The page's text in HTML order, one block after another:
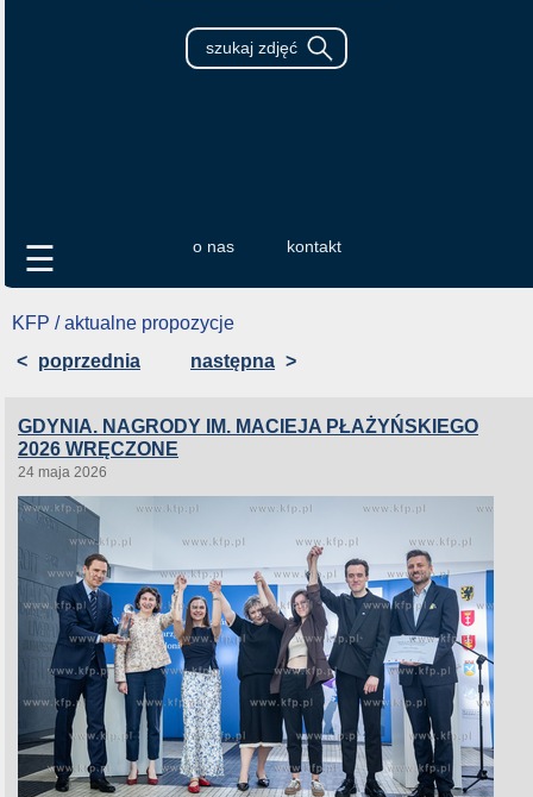
o nas kontakt
☰
KFP / aktualne propozycje
< poprzednia następna >
GDYNIA. NAGRODY IM. MACIEJA PŁAŻYŃSKIEGO
2026 WRĘCZONE
24 maja 2026